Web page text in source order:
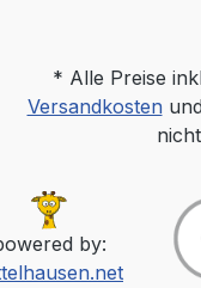
* Alle Preise
Versandkosten
by: